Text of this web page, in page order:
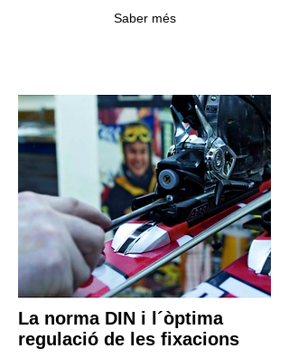
Saber més
La norma DIN i l´òptima
regulació de les fixacions